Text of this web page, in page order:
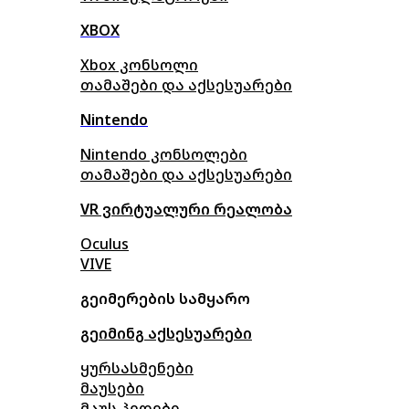
XBOX
Xbox კონსოლი
თამაშები და აქსესუარები
Nintendo
Nintendo კონსოლები
თამაშები და აქსესუარები
VR ვირტუალური რეალობა
Oculus
VIVE
გეიმერების სამყარო
გეიმინგ აქსესუარები
ყურსასმენები
მაუსები